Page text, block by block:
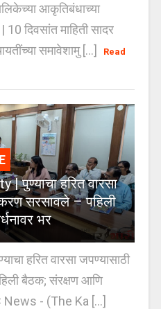
आकृतिबंधाच्या
दिवसांत माहिती सादर
समावेशामु [...]
Read
पुण्याचा हरित वारसा
सरसावले – पहिली
भर
हरित वारसा जपण्यासाठी
बैठक; संरक्षण आणि
News - (The Ka [...]